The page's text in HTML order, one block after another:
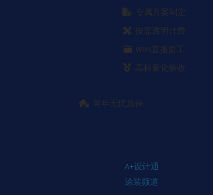
专属方案制定
按需透明计费
WIFI直播监工
高标量化验收
两年无忧质保
A+设计通
涂装频道